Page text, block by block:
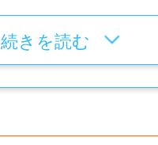
続きを読む